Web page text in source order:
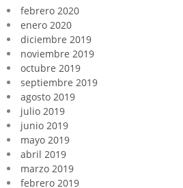
febrero 2020
enero 2020
diciembre 2019
noviembre 2019
octubre 2019
septiembre 2019
agosto 2019
julio 2019
junio 2019
mayo 2019
abril 2019
marzo 2019
febrero 2019